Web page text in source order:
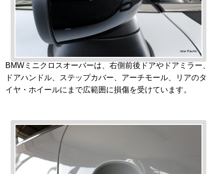
BMWミニクロスオーバーは、右側前後ドアやドアミラー、
ドアハンドル、ステップカバー、アーチモール、リアのタ
イヤ・ホイールにまで広範囲に損傷を受けています。